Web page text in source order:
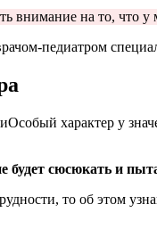
внимание на то, что
педиатром
Особый характер у
сюсюкать и
то об этом